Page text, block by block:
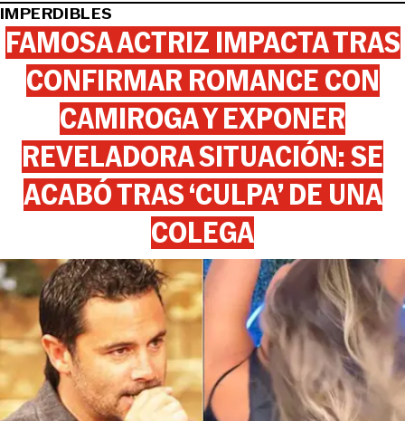
IMPERDIBLES
FAMOSA ACTRIZ IMPACTA TRAS
CONFIRMAR ROMANCE CON
CAMIROGA Y EXPONER
REVELADORA SITUACIÓN: SE
ACABÓ TRAS ‘CULPA’ DE UNA
COLEGA